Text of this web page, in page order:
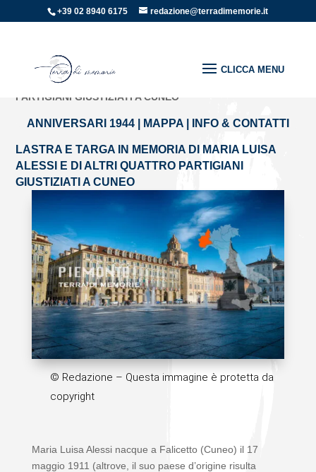
+39 02 8940 6175 redazione@terradimemorie.it
Home»Regioni d'italia
LASTRA E TARGA IN
MEMORIA DI MARIA LUISA ALESSI E DI ALTRI QUATTRO
PARTIGIANI GIUSTIZIATI A CUNEO
ANNIVERSARI 1944 MAPPA INFO & CONTATTI
LASTRA E TARGA IN MEMORIA DI MARIA LUISA
ALESSI E DI ALTRI QUATTRO PARTIGIANI
GIUSTIZIATI A CUNEO
© Redazione – Questa immagine è protetta da
copyright
Maria Luisa Alessi nacque a Falicetto (Cuneo) il 17
maggio 1911 (altrove, il suo paese d’origine risulta